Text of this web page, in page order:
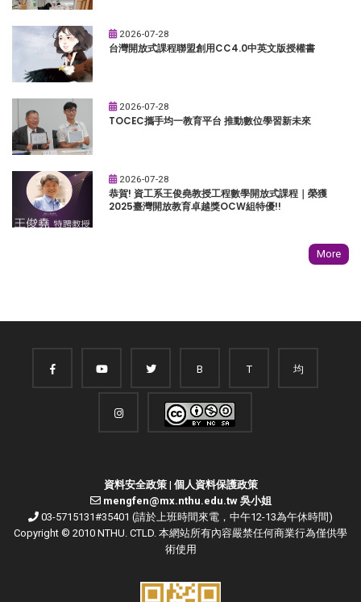
2026-07-28
台灣開放式課程聯盟創用CC4.0中英文版授權書
2026-07-28
TOCEC攜手均一教育平台 推動數位學習新未來
2026-07-28
恭賀! 資工系王俊堯教授工程數學開放式課程｜榮獲
2025臺灣開放教育卓越獎OCW組特優!!
More
B T 均
資料安全政策| 個人資料保護政策
mengfen@mx.nthu.edu.tw 吳小姐
03-5715131#35401 (請於上班時間來電，中午12-13為午休時間)
Copyright © 2010 NTHU. CTLD. 本網站所有內容嚴禁任何商業行為僅供學
術使用